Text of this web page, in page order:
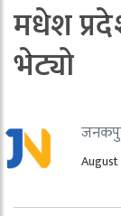
मधेश
भेट्यो